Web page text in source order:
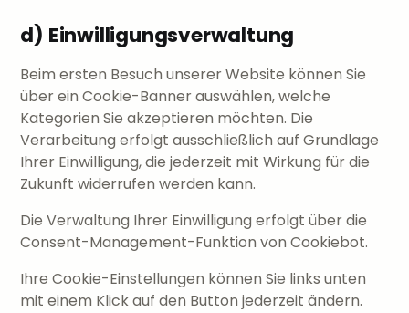
d) Einwilligungsverwaltung
Beim ersten Besuch unserer Website können Sie
über ein Cookie-Banner auswählen, welche
Kategorien Sie akzeptieren möchten. Die
Verarbeitung erfolgt ausschließlich auf Grundlage
Ihrer Einwilligung, die jederzeit mit Wirkung für die
Zukunft widerrufen werden kann.
Die Verwaltung Ihrer Einwilligung erfolgt über die
Consent-Management-Funktion von Cookiebot.
Ihre Cookie-Einstellungen können Sie links unten
mit einem Klick auf den Button jederzeit ändern.